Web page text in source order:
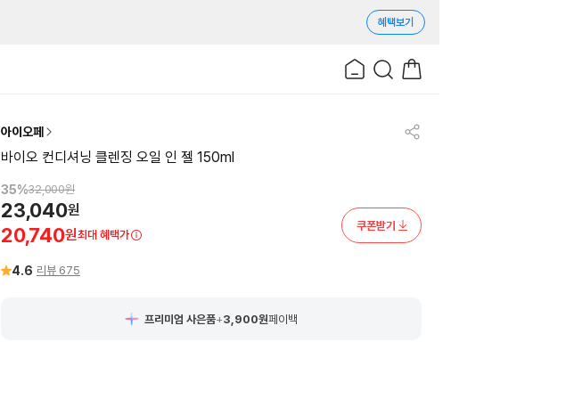
혜택보기
아이오페
바이오 컨디셔닝 클렌징 오일 인 젤 150ml
35%32,000원
23,040원
20,740원최대 혜택가
쿠폰받기
4.6 리뷰 675
프리미엄 사은품+3,900원페이백